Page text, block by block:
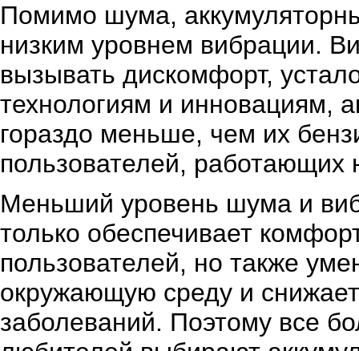
Помимо шума,
низким уровнем вибрации.
вызывать дискомфорт,
технологиям и инновациям,
гораздо меньше, чем их
пользователей, работающих
Меньший уровень шума и
только обеспечивает
пользователей, но также
окружающую среду и
заболеваний. Поэтому все